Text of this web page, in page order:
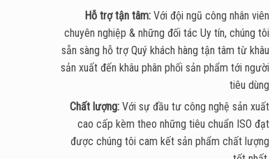
Hỗ trợ tận tâm: Với đội ngũ công nhân viên
chuyên nghiệp & những đối tác Uy tín, chúng tôi
sẵn sàng hỗ trợ Quý khách hàng tận tâm từ khâu
sản xuất đến khâu phân phối sản phẩm tới người
tiêu dùng
Chất lượng: Với sự đầu tư công nghệ sản xuất
cao cấp kèm theo những tiêu chuẩn ISO đạt
được chúng tôi cam kết sản phẩm chất lượng